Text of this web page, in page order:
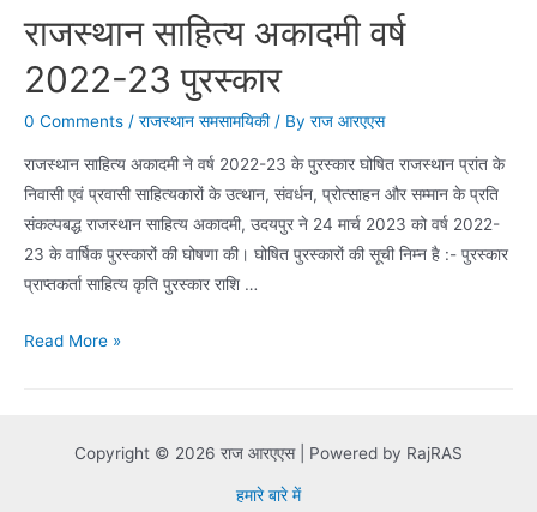
राजस्थान साहित्य अकादमी वर्ष
2022-23 पुरस्कार
0 Comments / राजस्थान समसामयिकी/ By राज आरएएस
राजस्थान साहित्य अकादमी ने वर्ष 2022-23 के पुरस्कार घोषित राजस्थान प्रांत के
निवासी एवं प्रवासी साहित्यकारों के उत्थान, संवर्धन, प्रोत्साहन और सम्मान के प्रति
संकल्पबद्ध राजस्थान साहित्य अकादमी, उदयपुर ने 24 मार्च 2023 को वर्ष 2022-
23 के वार्षिक पुरस्कारों की घोषणा की। घोषित पुरस्कारों की सूची निम्न है :- पुरस्कार
प्राप्तकर्ता साहित्य कृति पुरस्कार राशि …
राजस्थान
Read More »
Copyright © 2026 राज आरएएस | Powered by RajRAS
हमारे बारे में